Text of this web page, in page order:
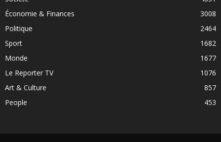
Économie & Finances
3008
Politique
2464
Sport
1682
Monde
1677
Le Reporter TV
1076
Art & Culture
857
People
453